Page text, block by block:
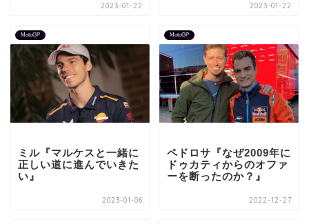
2023-01-22 2023-01-22
MotoGP
ミル『マルケスと一緒に
正しい道に進んでいきた
い』
2023-01-06
MotoGP
ペドロサ『なぜ2009年に
ドゥカティからのオファ
ーを断ったのか？』
2022-12-27